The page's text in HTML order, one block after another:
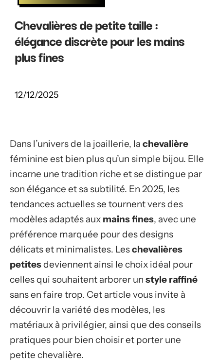
Chevalières de petite taille :
élégance discrète pour les mains
plus fines
12/12/2025
Dans l’univers de la joaillerie, la chevalière
féminine est bien plus qu’un simple bijou. Elle
incarne une tradition riche et se distingue par
son élégance et sa subtilité. En 2025, les
tendances actuelles se tournent vers des
modèles adaptés aux mains fines, avec une
préférence marquée pour des designs
délicats et minimalistes. Leschevalières
petitesdeviennent ainsi le choix idéal pour
celles qui souhaitent arborer un style raffiné
sans en faire trop. Cet article vous invite à
découvrir la variété des modèles, les
matériaux à privilégier, ainsi que des conseils
pratiques pour bien choisir et porter une
petite chevalière.